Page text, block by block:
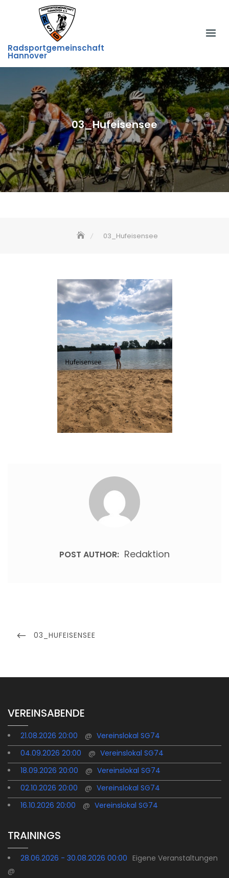
Radsportgemeinschaft
Hannover
03_Hufeisensee
03_Hufeisensee
POST AUTHOR: Redaktion
PREVIOUS
03_HUFEISENSEE
VEREINSABENDE
21.08.2026 20:00 @ Vereinslokal SG74
04.09.2026 20:00
@ Vereinslokal SG74
18.09.2026 20:00
@ Vereinslokal SG74
02.10.2026 20:00
@ Vereinslokal SG74
16.10.2026 20:00
@ Vereinslokal SG74
TRAININGS
28.06.2026 - 30.08.2026 00:00 Eigene Veranstaltungen
@